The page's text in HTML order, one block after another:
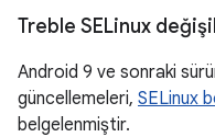
Treble SELinux
Android 9 ve sonraki
güncellemeleri, SELinux
belgelenmiştir.